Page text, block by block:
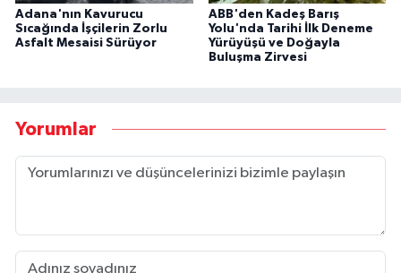
Adana'nın Kavurucu
Sıcağında İşçilerin Zorlu
Asfalt Mesaisi Sürüyor
ABB'den Kadeş Barış
Yolu'nda Tarihi İlk Deneme
Yürüyüşü ve Doğayla
Buluşma Zirvesi
Yorumlar